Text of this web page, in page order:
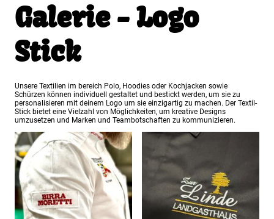
Galerie - Logo
Stick
Unsere Textilien im bereich Polo, Hoodies oder Kochjacken sowie
Schürzen können individuell gestaltet und bestickt werden, um sie zu
personalisieren mit deinem Logo um sie einzigartig zu machen. Der Textil-
Stick bietet eine Vielzahl von Möglichkeiten, um kreative Designs
umzusetzen und Marken und Teambotschaften zu kommunizieren.